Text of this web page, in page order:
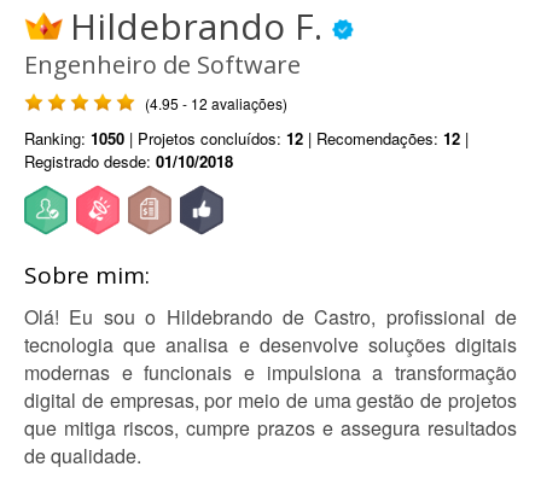
Hildebrando F.
Engenheiro de Software
(4.95 - 12 avaliações)
Ranking: 1050 | Projetos concluídos: 12 | Recomendações: 12 |
Registrado desde: 01/10/2018
Sobre mim:
Olá! Eu sou o Hildebrando de Castro, profissional de
tecnologia que analisa e desenvolve soluções digitais
modernas e funcionais e impulsiona a transformação
digital de empresas, por meio de uma gestão de projetos
que mitiga riscos, cumpre prazos e assegura resultados
de qualidade.